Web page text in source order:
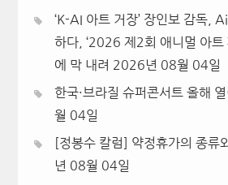
‘K-AI 아트 거장’ 장인보 감독,
하다, ‘2026 제2회 애니멀 아트
에 막 내려 2026년 08월 04일
한국·브라질 슈퍼콘서트 올해
월 04일
[정봉수 칼럼] 약정휴가의 종류
년 08월 04일